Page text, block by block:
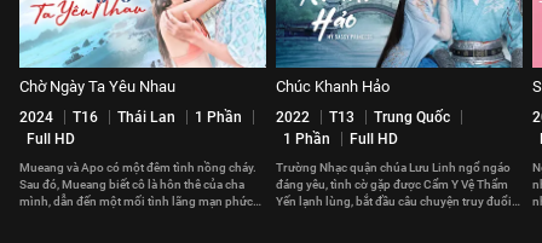
Chờ Ngày Ta Yêu Nhau
2024 T16 Thái Lan
1 Phần
Full HD
Mueang và Apo có một đêm tình nồng cháy.
Sau đó, Mueang biết cô là hôn thê của cha
mình, dẫn đến một mối tình lãng mạn phức
Chúc Khanh Hảo
2022 T13
Trung Quốc
1 Phần
Full HD
Trường Nhạc quận chúa Lưu Linh ngổ ngáo
đáng yêu, tình cờ gặp được Cẩm Y Vệ Thẩm
Yến lạnh lùng, bắt đầu câu chuyện truy đuổi